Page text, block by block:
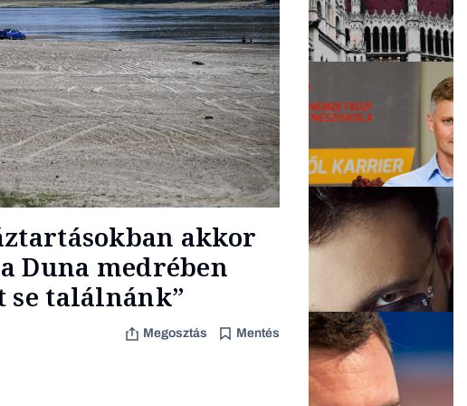
akkor
Duna medrében
se találnánk”
Megosztás Mentés
Content Lab HUB